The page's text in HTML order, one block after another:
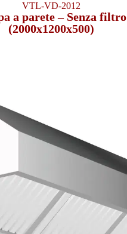
VTL-VD-2012
a parete – Senza filtro
(2000x1200x500)